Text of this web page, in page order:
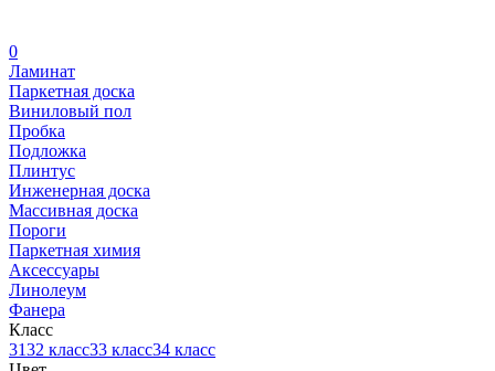
0
Ламинат
Паркетная доска
Виниловый пол
Пробка
Подложка
Плинтус
Инженерная доска
Массивная доска
Пороги
Паркетная химия
Аксессуары
Линолеум
Фанера
Класс
3132 класс33 класс34 класс